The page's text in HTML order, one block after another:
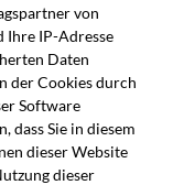
von
Ihre IP-Adresse
Daten
der Cookies durch
Software
dass Sie in diesem
dieser Website
dieser